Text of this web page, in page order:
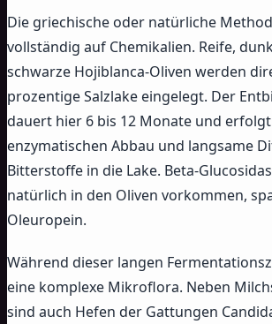
Die griechische oder natürliche
vollständig auf Chemikalien. Reife,
schwarze Hojiblanca-Oliven werden
prozentige Salzlake eingelegt. Der
dauert hier 6 bis 12 Monate und
enzymatischen Abbau und langsame
Bitterstoffe in die Lake. Beta-
natürlich in den Oliven vorkommen,
Oleuropein.
Während dieser langen
eine komplexe Mikroflora. Neben
sind auch Hefen der Gattungen